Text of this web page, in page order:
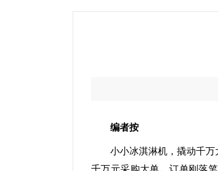
编者按
小小冰淇淋机，撬动千
千万元采购大单。订单刚落